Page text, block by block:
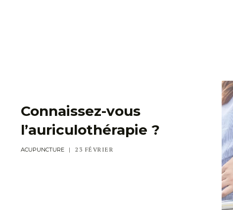
Connaissez-vous
l’auriculothérapie ?
ACUPUNCTURE 23 FÉVRIER